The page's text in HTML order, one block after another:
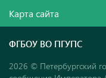
Карта сайта
ФГБОУ ВО ПГУПС
2026 © Петербургский